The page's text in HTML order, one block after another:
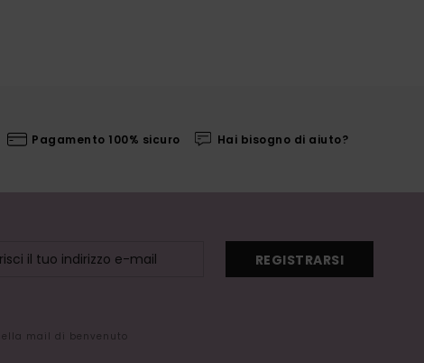
Pagamento 100% sicuro Hai bisogno di aiuto?
REGISTRARSI
mail di benvenuto